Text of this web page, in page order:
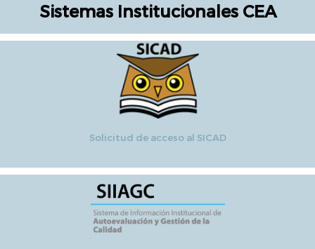
Sistemas Institucionales CEA
Solicitud de acceso al SICAD